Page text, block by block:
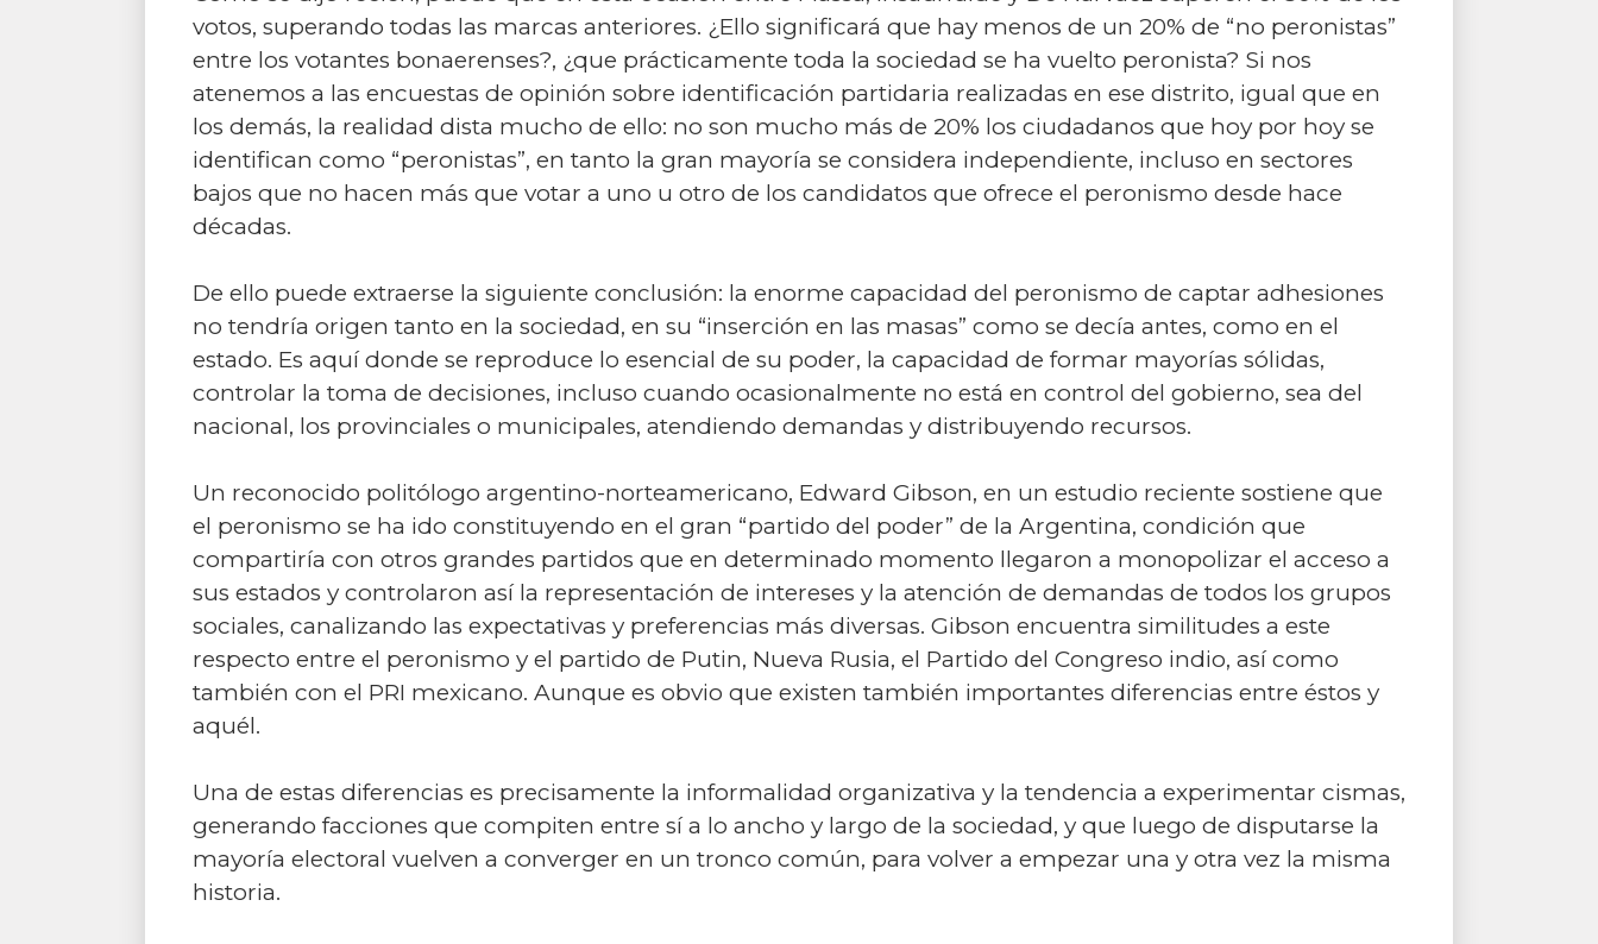
votos, superando todas las marcas anteriores. ¿Ello significará que hay menos de un 20% de “no peronistas”
entre los votantes bonaerenses?, ¿que prácticamente toda la sociedad se ha vuelto peronista? Si nos
atenemos a las encuestas de opinión sobre identificación partidaria realizadas en ese distrito, igual que en
los demás, la realidad dista mucho de ello: no son mucho más de 20% los ciudadanos que hoy por hoy se
identifican como “peronistas”, en tanto la gran mayoría se considera independiente, incluso en sectores
bajos que no hacen más que votar a uno u otro de los candidatos que ofrece el peronismo desde hace
décadas.
De ello puede extraerse la siguiente conclusión: la enorme capacidad del peronismo de captar adhesiones
no tendría origen tanto en la sociedad, en su “inserción en las masas” como se decía antes, como en el
estado. Es aquí donde se reproduce lo esencial de su poder, la capacidad de formar mayorías sólidas,
controlar la toma de decisiones, incluso cuando ocasionalmente no está en control del gobierno, sea del
nacional, los provinciales o municipales, atendiendo demandas y distribuyendo recursos.
Un reconocido politólogo argentino-norteamericano, Edward Gibson, en un estudio reciente sostiene que
el peronismo se ha ido constituyendo en el gran “partido del poder” de la Argentina, condición que
compartiría con otros grandes partidos que en determinado momento llegaron a monopolizar el acceso a
sus estados y controlaron así la representación de intereses y la atención de demandas de todos los grupos
sociales, canalizando las expectativas y preferencias más diversas. Gibson encuentra similitudes a este
respecto entre el peronismo y el partido de Putin, Nueva Rusia, el Partido del Congreso indio, así como
también con el PRI mexicano. Aunque es obvio que existen también importantes diferencias entre éstos y
aquél.
Una de estas diferencias es precisamente la informalidad organizativa y la tendencia a experimentar cismas,
generando facciones que compiten entre sí a lo ancho y largo de la sociedad, y que luego de disputarse la
mayoría electoral vuelven a converger en un tronco común, para volver a empezar una y otra vez la misma
historia.